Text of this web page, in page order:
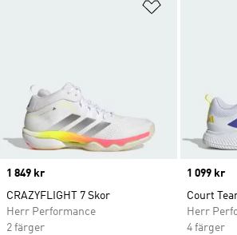
Price
1 849 kr
CRAZYFLIGHT 7 Skor
Herr Performance
2 färger
Price
1 099 kr
Court
Herr
4 färger